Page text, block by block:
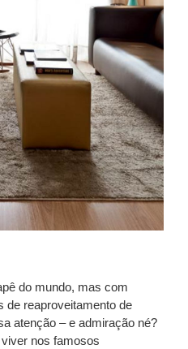
do mundo, mas com
de reaproveitamento de
atenção – e admiração né?
nos famosos